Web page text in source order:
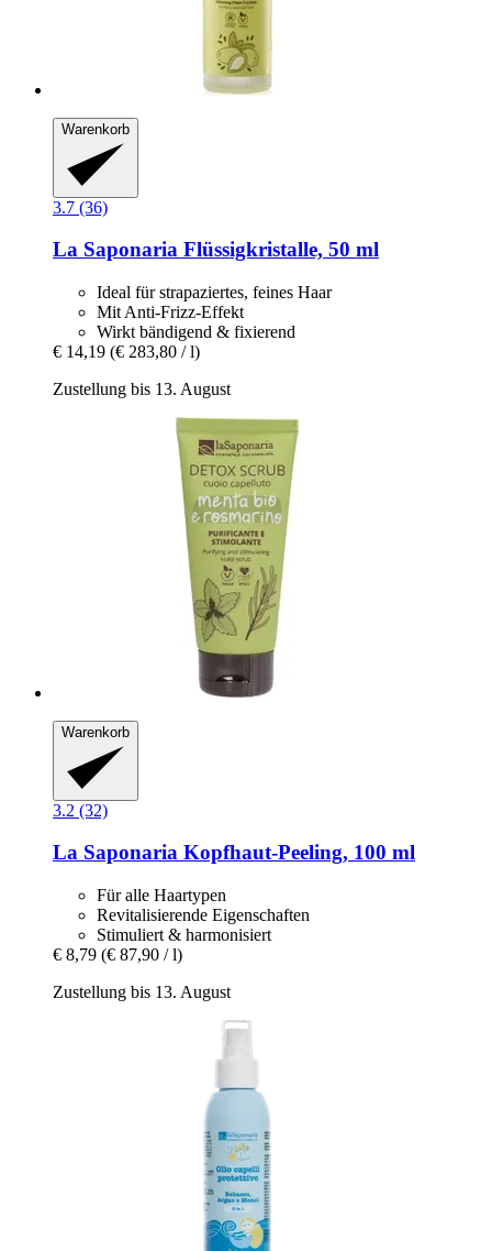
Warenkorb
3.7 (36)
La Saponaria Flüssigkristalle, 50 ml
Ideal für strapaziertes, feines Haar
Mit Anti-Frizz-Effekt
Wirkt bändigend & fixierend
€ 14,19 (€ 283,80 / l)
Zustellung bis 13. August
Warenkorb
3.2 (32)
La Saponaria Kopfhaut-​Peeling, 100 ml
Für alle Haartypen
Revitalisierende Eigenschaften
Stimuliert & harmonisiert
€ 8,79 (€ 87,90 / l)
Zustellung bis 13. August